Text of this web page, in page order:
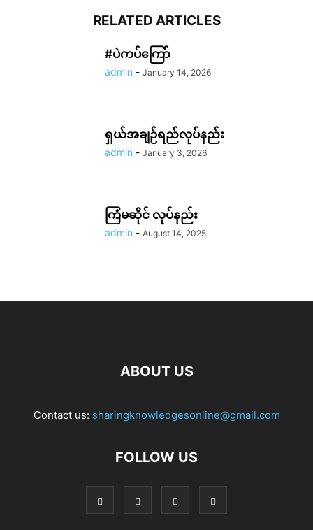
RELATED ARTICLES
#ပဲကပ်ကြော်
admin - January 14, 2026
ရှယ်အချဉ်ရည်လုပ်နည်း
admin - January 3, 2026
ကြံမဆိုင် လုပ်နည်း
admin - August 14, 2025
ABOUT US
Contact us: sharingknowledgesonline@gmail.com
FOLLOW US